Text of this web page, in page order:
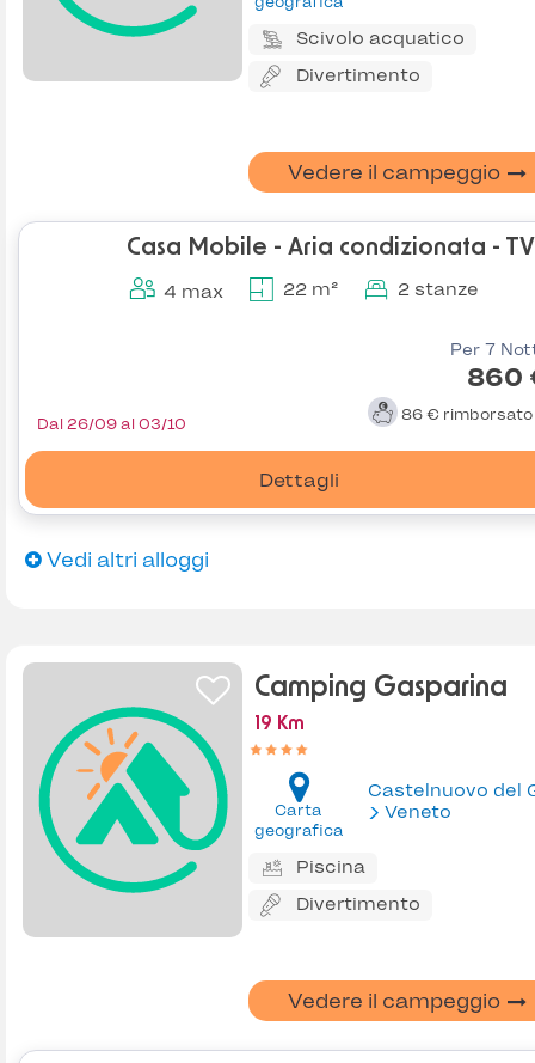
Scivolo acquatico
Divertimento
Vedere il campeggio
Casa Mobile - Aria condizionata - TV
4 max 22 m² 2 stanze
Per 7
860
86 € rimborsato
Dettagli
Dal 26/09 al 03/10
Vedi altri alloggi
Camping Gasparina
19 Km
Carta
geografica
Veneto
Piscina
Divertimento
Vedere il campeggio